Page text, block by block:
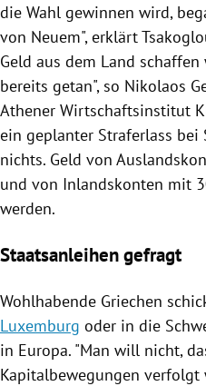
die Wahl gewinnen wird,
von Neuem", erklärt
Geld aus dem Land
bereits getan", so Nikolaos
Athener Wirtschaftsinstitut
ein geplanter Straferlass bei
nichts. Geld von
und von Inlandskonten mit
werden.
Staatsanleihen gefragt
Wohlhabende Griechen
Luxemburg oder in die
in Europa. "Man will nicht,
Kapitalbewegungen verfolgt